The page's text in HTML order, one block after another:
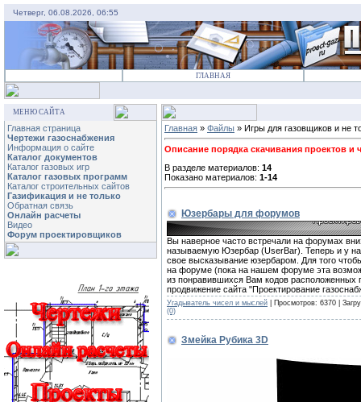
Четверг, 06.08.2026, 06:55
ГЛАВНАЯ
МЕНЮ САЙТА
Главная страница
Чертежи газоснабжения
Информация о сайте
Каталог документов
Каталог газовых игр
Каталог газовых программ
Каталог строительных сайтов
Газификация и не только
Обратная связь
Онлайн расчеты
Видео
Форум проектировщиков
Главная » Файлы » Игры для газовщиков и не
Описание порядка скачивания проектов и
В разделе материалов: 14
Показано материалов: 1-14
Юзербары для форумов
Вы наверное часто встречали на форумах
называемую Юзербар (UserBar). Теперь и у
свое высказывание юзербаром. Для того
на форуме (пока на нашем форуме эта
из понравившихся Вам кодов
продвижение сайта "Проектирование
Угадыватель чисел и мыслей | Просмотров: 6370 |
(0)
Змейка Рубика 3D